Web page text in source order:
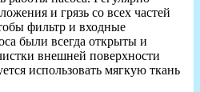
и грязь со всех частей
фильтр и входные
были всегда открыты и
внешней поверхности
использовать мягкую ткань